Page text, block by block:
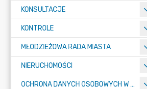
KONSULTACJE
KONTROLE
MŁODZIEŻOWA RADA MIASTA
NIERUCHOMOŚCI
OCHRONA DANYCH OSOBOWYCH W URZĘDZIE MIASTA ŻORY - RODO